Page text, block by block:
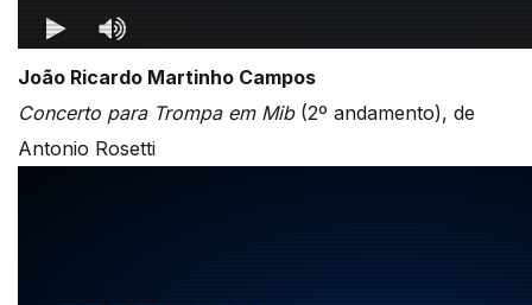
João Ricardo Martinho Campos
Concerto para Trompa em Mib(2º andamento), de
Antonio Rosetti